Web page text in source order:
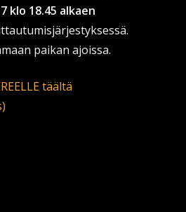
klo 18.45 alkaen
paikan ajoissa.
täältä